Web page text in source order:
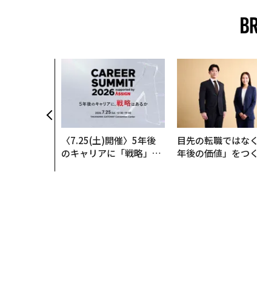
〈7.25(土)開催〉5年後
のキャリアに「戦略」は
目先の転職ではな
年後の価値」をつ